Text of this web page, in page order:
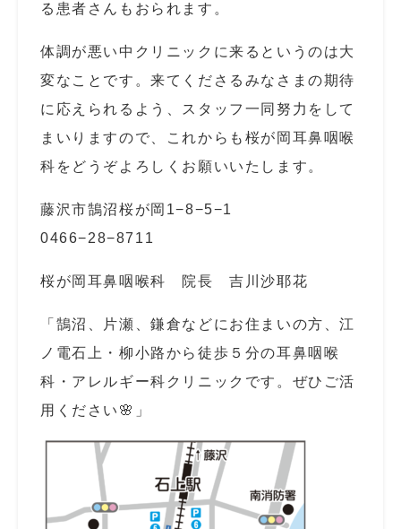
る患者さんもおられます。
体調が悪い中クリニックに来るというのは大
変なことです。来てくださるみなさまの期待
に応えられるよう、スタッフ一同努力をして
まいりますので、これからも桜が岡耳鼻咽喉
科をどうぞよろしくお願いいたします。
藤沢市鵠沼桜が岡1−8−5−1
0466−28−8711
桜が岡耳鼻咽喉科 院長 吉川沙耶花
「鵠沼、片瀬、鎌倉などにお住まいの方、江
ノ電石上・柳小路から徒歩５分の耳鼻咽喉
科・アレルギー科クリニックです。ぜひご活
用ください🌸」